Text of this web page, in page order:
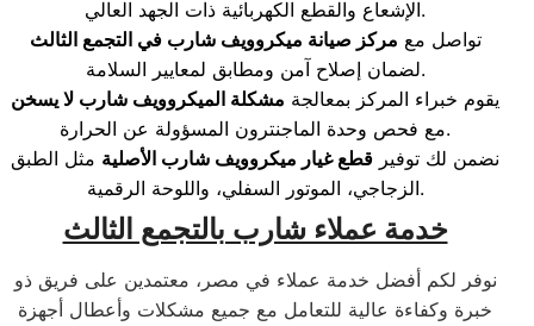
الإشعاع والقطع الكهربائية ذات الجهد العالي.
تواصل مع مركز صيانة ميكروويف شارب في التجمع الثالث
لضمان إصلاح آمن ومطابق لمعايير السلامة.
يقوم خبراء المركز بمعالجة مشكلة الميكروويف شارب لا يسخن
مع فحص وحدة الماجنترون المسؤولة عن الحرارة.
نضمن لك توفير قطع غيار ميكروويف شارب الأصلية مثل الطبق
الزجاجي، الموتور السفلي، واللوحة الرقمية.
خدمة عملاء شارب بالتجمع الثالث
نوفر لكم أفضل خدمة عملاء في مصر، معتمدين على فريق ذو
خبرة وكفاءة عالية للتعامل مع جميع مشكلات وأعطال أجهزة